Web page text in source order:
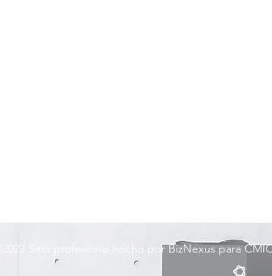
©2022 Sitio profesional hecho por BizNexus para